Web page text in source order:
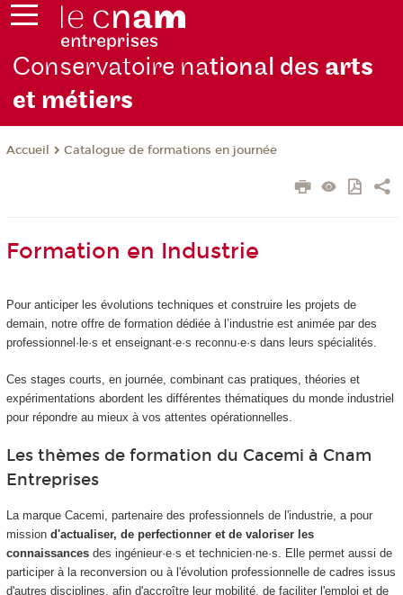
Conservatoire national des arts
et métiers
Accueil Catalogue de formations en journée
Formation en Industrie
Pour anticiper les évolutions techniques et construire les projets de
demain, notre offre de formation dédiée à l’industrie est animée par des
professionnel·le·s et enseignant·e·s reconnu·e·s dans leurs spécialités.
Ces stages courts, en journée, combinant cas pratiques, théories et
expérimentations abordent les différentes thématiques du monde industriel
pour répondre au mieux à vos attentes opérationnelles.
Les thèmes de formation du Cacemi à Cnam
Entreprises
La marque Cacemi, partenaire des professionnels de l'industrie, a pour
mission d'actualiser, de perfectionner et de valoriser les
connaissancesdes ingénieur·e·s et technicien·ne·s. Elle permet aussi de
participer à la reconversion ou à l'évolution professionnelle de cadres issus
d'autres disciplines, afin d'accroître leur mobilité, de faciliter l'emploi et de